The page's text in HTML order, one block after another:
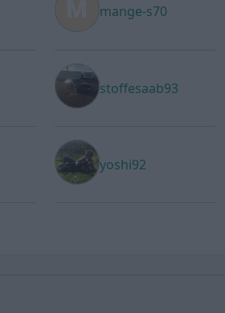
mange-s70
stoffesaab93
yoshi92